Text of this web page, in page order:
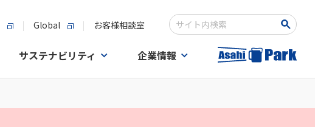
Global お客様相談室
検索キーワード入力
サステナビリティ 企業情報